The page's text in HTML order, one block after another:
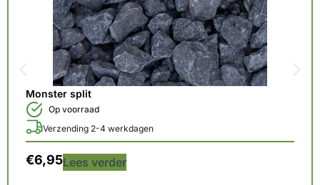
Monster split
Op voorraad
Verzending 2-4 werkdagen
€6,95Lees verder